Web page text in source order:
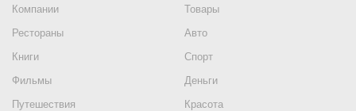
Компании
Товары
Рестораны
Авто
Книги
Спорт
Фильмы
Деньги
Путешествия
Красота